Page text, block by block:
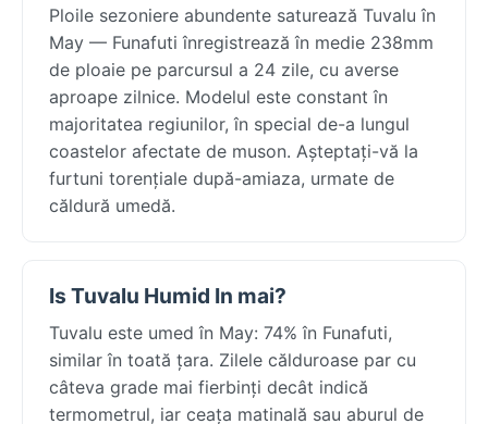
Ploile sezoniere abundente saturează Tuvalu în
May — Funafuti înregistrează în medie 238mm
de ploaie pe parcursul a 24 zile, cu averse
aproape zilnice. Modelul este constant în
majoritatea regiunilor, în special de-a lungul
coastelor afectate de muson. Așteptați-vă la
furtuni torențiale după-amiaza, urmate de
căldură umedă.
Is Tuvalu Humid In mai?
Tuvalu este umed în May: 74% în Funafuti,
similar în toată țara. Zilele călduroase par cu
câteva grade mai fierbinți decât indică
termometrul, iar ceața matinală sau aburul de